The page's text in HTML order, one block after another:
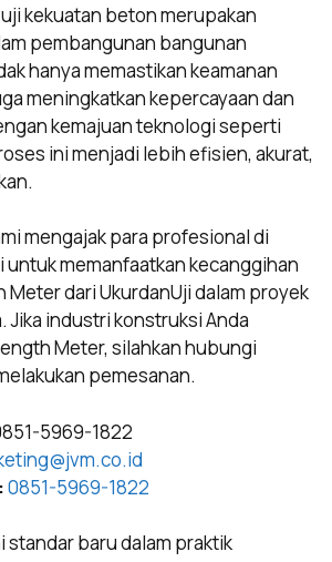
kekuatan beton merupakan
pembangunan bangunan
hanya memastikan keamanan
meningkatkan kepercayaan dan
kemajuan teknologi seperti
ini menjadi lebih efisien, akurat,
mengajak para profesional di
memanfaatkan kecanggihan
dari UkurdanUji dalam proyek
Jika industri konstruksi Anda
Meter, silahkan hubungi
pemesanan.
5969-1822
0851-5969-1822
standar baru dalam praktik